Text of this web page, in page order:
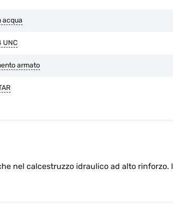
acqua
UNC
armato
nel calcestruzzo idraulico ad alto rinforzo. I